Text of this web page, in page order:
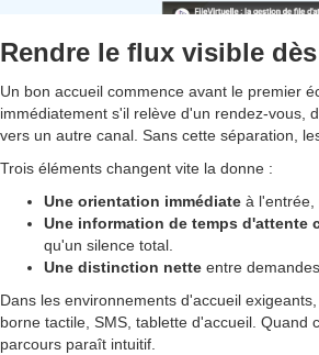
Rendre le flux visible
Un bon accueil commence avant le premier
immédiatement s'il relève d'un rendez-vous,
vers un autre canal. Sans cette séparation,
Trois éléments changent vite la donne :
Une orientation immédiate à l'entrée,
Une information de temps d'attente
qu'un silence total.
Une distinction nette entre
Dans les environnements d'accueil
borne tactile, SMS, tablette d'accueil.
parcours paraît intuitif.